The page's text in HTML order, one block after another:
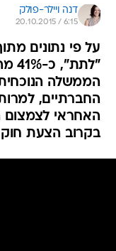
דנה ויילר-פולק
20.10.2015 / 6:15
על פי נתונים
הממשלה
האחראי לצמצום
בקרוב הצעת חוק